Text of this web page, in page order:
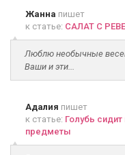
Жанна пишет
к статье: САЛАТ С
Люблю необычные
Ваши и эти...
Адалия пишет
к статье: Голубь
предметы